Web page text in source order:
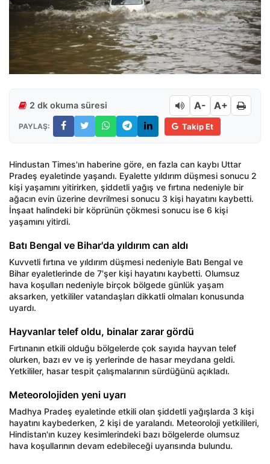
2 dk okuma süresi A- A+
PAYLAŞ: Takip Et
Hindustan Times'ın haberine göre, en fazla can kaybı Uttar
Pradeş eyaletinde yaşandı. Eyalette yıldırım düşmesi sonucu 2
kişi yaşamını yitirirken, şiddetli yağış ve fırtına nedeniyle bir
ağacın evin üzerine devrilmesi sonucu 3 kişi hayatını kaybetti.
İnşaat halindeki bir köprünün çökmesi sonucu ise 6 kişi
yaşamını yitirdi.
Batı Bengal ve Bihar'da yıldırım can aldı
Kuvvetli fırtına ve yıldırım düşmesi nedeniyle Batı Bengal ve
Bihar eyaletlerinde de 7'şer kişi hayatını kaybetti. Olumsuz
hava koşulları nedeniyle birçok bölgede günlük yaşam
aksarken, yetkililer vatandaşları dikkatli olmaları konusunda
uyardı.
Hayvanlar telef oldu, binalar zarar gördü
Fırtınanın etkili olduğu bölgelerde çok sayıda hayvan telef
olurken, bazı ev ve iş yerlerinde de hasar meydana geldi.
Yetkililer, hasar tespit çalışmalarının sürdüğünü açıkladı.
Meteorolojiden yeni uyarı
Madhya Pradeş eyaletinde etkili olan şiddetli yağışlarda 3 kişi
hayatını kaybederken, 2 kişi de yaralandı. Meteoroloji yetkilileri,
Hindistan'ın kuzey kesimlerindeki bazı bölgelerde olumsuz
hava koşullarının devam edebileceği uyarısında bulundu.